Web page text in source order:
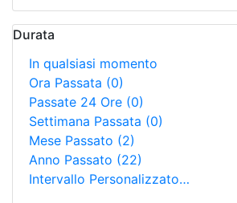
Durata
In qualsiasi momento
Ora Passata (0)
Passate 24 Ore (0)
Settimana Passata (0)
Mese Passato (2)
Anno Passato (22)
Intervallo Personalizzato…